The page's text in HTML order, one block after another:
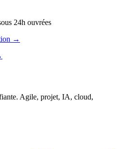
24h ouvrées
→
Agile, projet, IA, cloud,